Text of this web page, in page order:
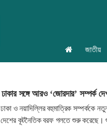
জাতীয়
ঢাকার সঙ্গে আরও ‘জোরদার’ সম্পর্ক
ঢাকা ও নয়াদিল্লির বহুমাত্রিক সম্পর্ককে
দেশের কূটনৈতিক বরফ গলতে শুরু করেছে।